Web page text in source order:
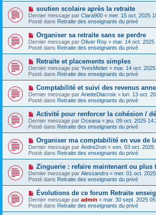
e
s
s
a
g
e
a
u
m
e
s
s
a
g
e
N
o
u
v
a
u
m
e
s
a
g
e
soutien scolaire après la retraite
Dernier message par Clara900 « mer. 15 oct. 2025
Posté dans Retraite des enseignants du privé
N
o
u
v
e
a
u
m
e
s
s
a
g
Organiser sa retraite sans se perdre
Dernier message par Oliver Roy « mar. 14 oct. 2025
Posté dans Retraite des enseignants du privé
N
o
u
v
a
u
m
e
s
s
a
g
e
Retraite et placements simples
Dernier message par YvesMetier « mar. 14 oct.
Posté dans Retraite des enseignants du privé
N
o
u
v
a
u
m
e
s
s
a
g
e
Comptabilité et suivi des revenus
Dernier message par ArietteDlacroix « lun. 13 oct.
Posté dans Retraite des enseignants du privé
N
o
u
v
a
u
m
e
s
s
a
g
e
Activité pour renforcer la cohésion /
Dernier message par Oceana « jeu. 09 oct. 2025
Posté dans Retraite des enseignants du privé
N
o
u
v
e
a
u
m
e
s
a
g
Organiser ma comptabilité en vue de
Dernier message par Andre2ron « ven. 03 oct. 2025
Posté dans Retraite des enseignants du privé
N
o
u
v
e
a
u
m
e
Zinguerie : refaire maintenant ou plus
Dernier message par Alessandro « mer. 01 oct.
Posté dans Retraite des enseignants du privé
N
o
u
v
Évolutions de ce forum Retraite
Dernier message par admin « mar. 30 sept. 2025
Posté dans Retraite des enseignants du privé